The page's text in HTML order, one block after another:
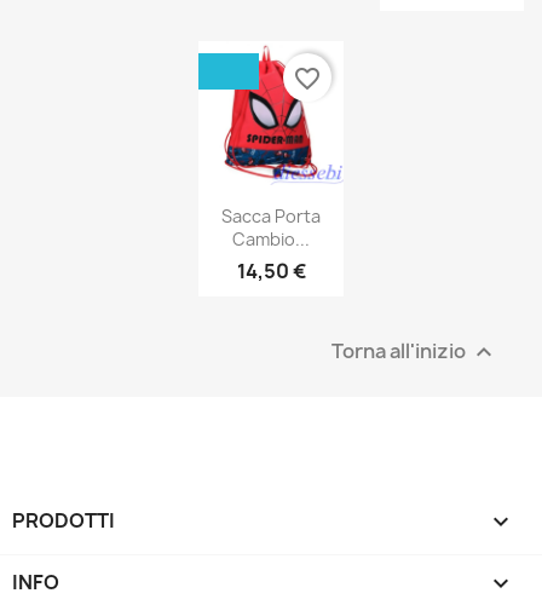
Sacca Porta
Cambio...
14,50 €
favorite_border
Torna all'inizio 
PRODOTTI 
INFO 